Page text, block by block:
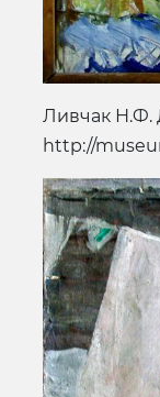
Ливчак Н.Ф.
http://